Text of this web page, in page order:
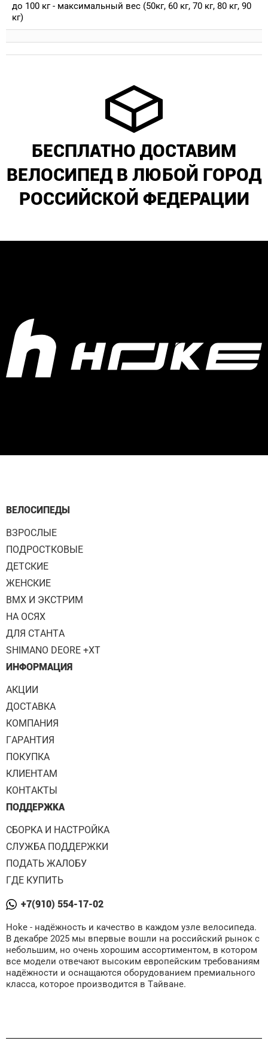
до 100 кг - максимальный вес (50кг, 60 кг, 70 кг, 80 кг, 90
кг)
БЕСПЛАТНО ДОСТАВИМ
ВЕЛОСИПЕД В ЛЮБОЙ ГОРОД
РОССИЙСКОЙ ФЕДЕРАЦИИ
ВЕЛОСИПЕДЫ
ВЗРОСЛЫЕ
ПОДРОСТКОВЫЕ
ДЕТСКИЕ
ЖЕНСКИЕ
BMX И ЭКСТРИМ
НА ОСЯХ
ДЛЯ СТАНТА
SHIMANO DEORE +XT
ИНФОРМАЦИЯ
АКЦИИ
ДОСТАВКА
КОМПАНИЯ
ГАРАНТИЯ
ПОКУПКА
КЛИЕНТАМ
КОНТАКТЫ
ПОДДЕРЖКА
СБОРКА И НАСТРОЙКА
СЛУЖБА ПОДДЕРЖКИ
ПОДАТЬ ЖАЛОБУ
ГДЕ КУПИТЬ
+7(910) 554-17-02
Hoke - надёжность и качество в каждом узле велосипеда.
В декабре 2025 мы впервые вошли на российский рынок с
небольшим, но очень хорошим ассортиментом, в котором
все модели отвечают высоким европейским требованиям
надёжности и оснащаются оборудованием премиального
класса, которое производится в Тайване.